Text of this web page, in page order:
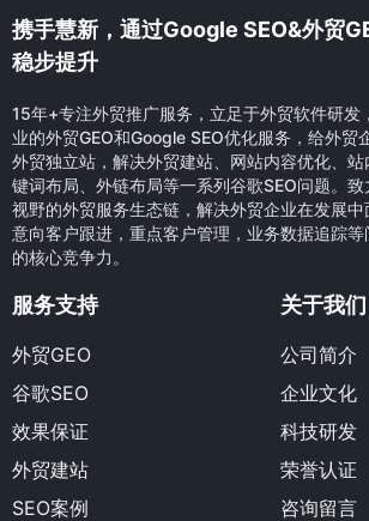
携手慧新，通过Google SEO&外贸
稳步提升
15年+专注外贸推广服务，立足于外贸软件研发
业的外贸GEO和Google SEO优化服务，给外贸
外贸独立站，解决外贸建站、网站内容优化、
键词布局、外链布局等一系列谷歌SEO问题。
视野的外贸服务生态链，解决外贸企业在发展中
意向客户跟进，重点客户管理，业务数据追踪
的核心竞争力。
服务支持
外贸GEO
谷歌SEO
效果保证
外贸建站
SEO案例
关于我们
公司简介
企业文化
科技研发
荣誉认证
咨询留言